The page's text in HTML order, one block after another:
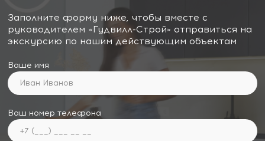
Заполните форму ниже, чтобы вместе с
руководителем «Гудвилл-Строй» отправиться на
экскурсию по нашим действующим объектам
Ваше имя
Ваш номер телефона